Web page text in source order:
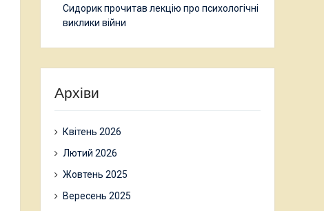
Сидорик прочитав лекцію про психологічні
виклики війни
Архіви
Квітень 2026
Лютий 2026
Жовтень 2025
Вересень 2025